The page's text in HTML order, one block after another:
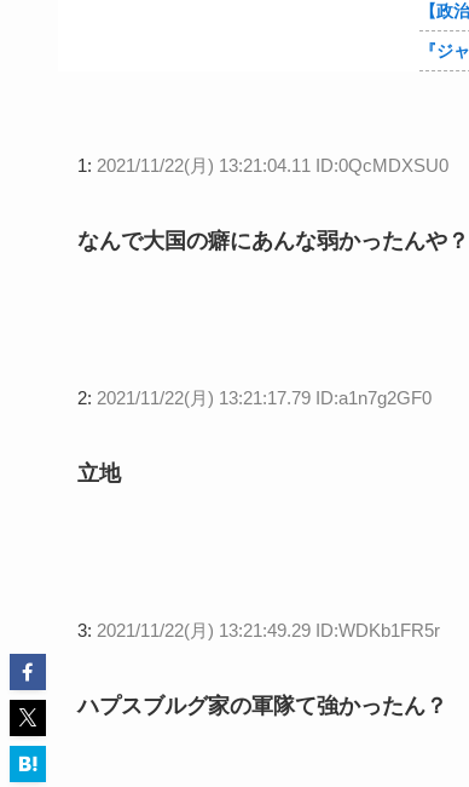
1: 2021/11/22(月) 13:21:04.11 ID:0QcMDXSU0
なんで大国の癖にあんな弱かったんや？
2: 2021/11/22(月) 13:21:17.79 ID:a1n7g2GF0
立地
3: 2021/11/22(月) 13:21:49.29 ID:WDKb1FR5r
ハプスブルグ家の軍隊て強かったん？